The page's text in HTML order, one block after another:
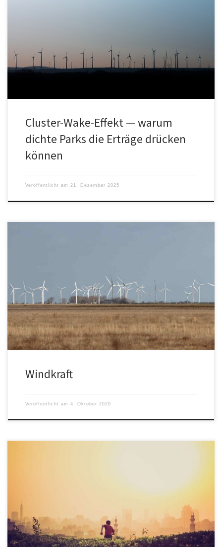
Cluster-Wake-Effekt — warum
dichte Parks die Erträge drücken
können
Veröffentlicht am 21. Dezember 2025
Schlagwörter Beiträge
Windkraft
Veröffentlicht am 4. Oktober 2020
Gedankenexperiment Ein Versuch zum Nachweis der sinnvollen
Nutzung des Windes zur Stromproduktion. Deutschland will bis
2050 den Strom auf 100 […]